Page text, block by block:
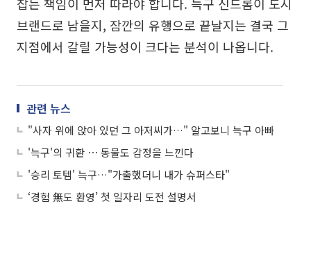
브랜드로 남을지, 잠깐의 유행으로 끝날지는 결국 그
지점에서 갈릴 가능성이 크다는 분석이 나옵니다.
관련 뉴스
"사자 위에 앉아 있던 그 아저씨가…" 알고보니 늑구 아빠
'늑구'의 귀환 ⋯ 동물도 감정을 느낀다
'승리 토템' 늑구…"가출했더니 내가 슈퍼스타"
‘경험 無도 환영’ 첫 일자리 도전 설명서